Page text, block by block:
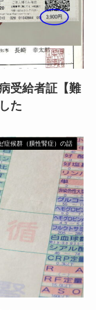
受給者証【難
た
症候群（膜性腎症）の話